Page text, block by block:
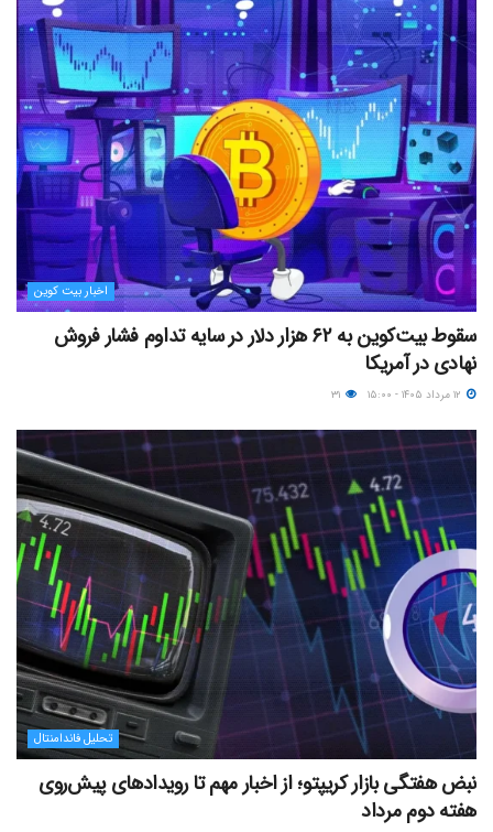
اخبار بیت کوین
سقوط بیت‌کوین به ۶۲ هزار دلار در سایه تداوم فشار فروش
نهادی در آمریکا
تحلیل فاندامنتال
نبض هفتگی بازار کریپتو؛ از اخبار مهم تا رویدادهای پیش‌روی
هفته دوم مرداد